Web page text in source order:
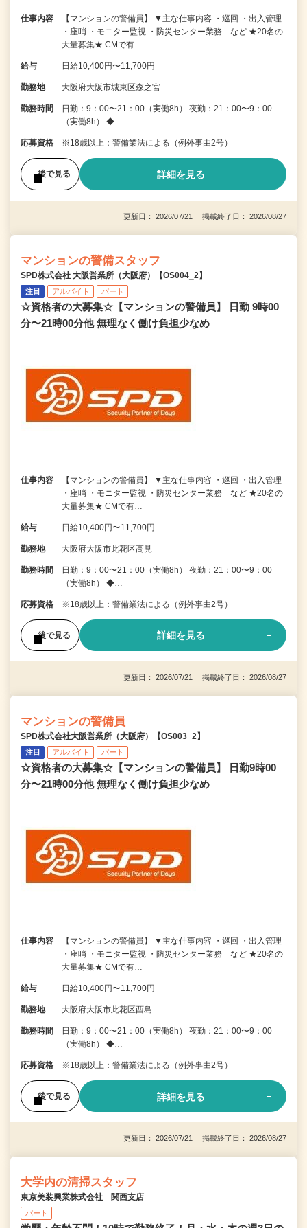
仕事内容
【マンションの警備員】 ▼主な仕事内容 ・巡回 ・出入管理
・座哨 ・モニター監視 ・防災センター業務 など ★20名の
大量募集★ CMで有…
給与 日給10,400円〜11,700円
勤務地 大阪府大阪市城東区森之宮
勤務時間
日勤：9：00〜21：00（実働8h） 夜勤：21：00〜9：00
（実働8h） ◆…
応募資格 ※18歳以上：警備業法による（例外事由2号）
後で見る 詳細を見る
更新日： 2026/07/21 掲載終了日： 2026/08/27
マンションの警備スタッフ
SPD株式会社 大阪営業所（大阪府）【OS004_2】
注目 アルバイト パート
☆資格者の大募集☆【マンションの警備員】 日勤 9時00
分〜21時00分他 無理なく働け負担少なめ
仕事内容
【マンションの警備員】 ▼主な仕事内容 ・巡回 ・出入管理
・座哨 ・モニター監視 ・防災センター業務 など ★20名の
大量募集★ CMで有…
給与 日給10,400円〜11,700円
勤務地 大阪府大阪市此花区高見
勤務時間
日勤：9：00〜21：00（実働8h） 夜勤：21：00〜9：00
（実働8h） ◆…
応募資格 ※18歳以上：警備業法による（例外事由2号）
後で見る 詳細を見る
更新日： 2026/07/21 掲載終了日： 2026/08/27
マンションの警備員
SPD株式会社大阪営業所（大阪府）【OS003_2】
注目 アルバイト パート
☆資格者の大募集☆【マンションの警備員】 日勤9時00
分〜21時00分他 無理なく働け負担少なめ
仕事内容
【マンションの警備員】 ▼主な仕事内容 ・巡回 ・出入管理
・座哨 ・モニター監視 ・防災センター業務 など ★20名の
大量募集★ CMで有…
給与 日給10,400円〜11,700円
勤務地 大阪府大阪市此花区酉島
勤務時間
日勤：9：00〜21：00（実働8h） 夜勤：21：00〜9：00
（実働8h） ◆…
応募資格 ※18歳以上：警備業法による（例外事由2号）
後で見る 詳細を見る
更新日： 2026/07/21 掲載終了日： 2026/08/27
大学内の清掃スタッフ
東京美装興業株式会社 関西支店
パート